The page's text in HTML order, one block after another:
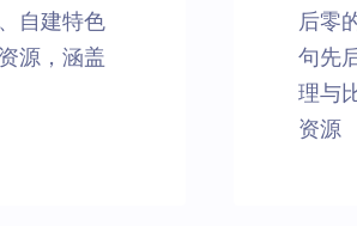
自建特色
源，涵盖
后零
句先
理与
资源